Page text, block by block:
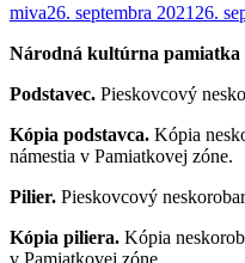
miva26. septembra 2021 26.
Národná kultúrna pamiatka
Podstavec. Pieskovcový
Kópia podstavca. Kópia
námestia v Pamiatkovej zóne.
Pilier. Pieskovcový
Kópia piliera. Kópia
v Pamiatkovej zóne.